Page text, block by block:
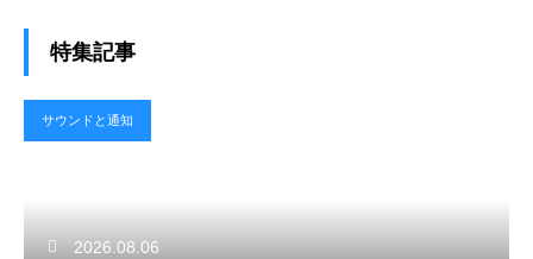
特集記事
サウンドと通知
2026.08.06